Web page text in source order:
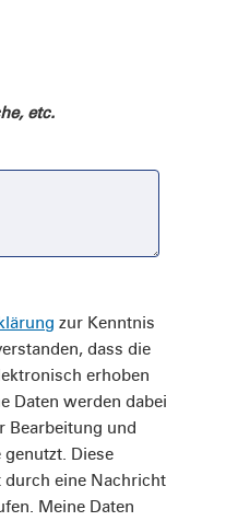
etc.
zur Kenntnis
dass die
erhoben
Daten werden dabei
Bearbeitung und
Diese
eine Nachricht
Meine Daten